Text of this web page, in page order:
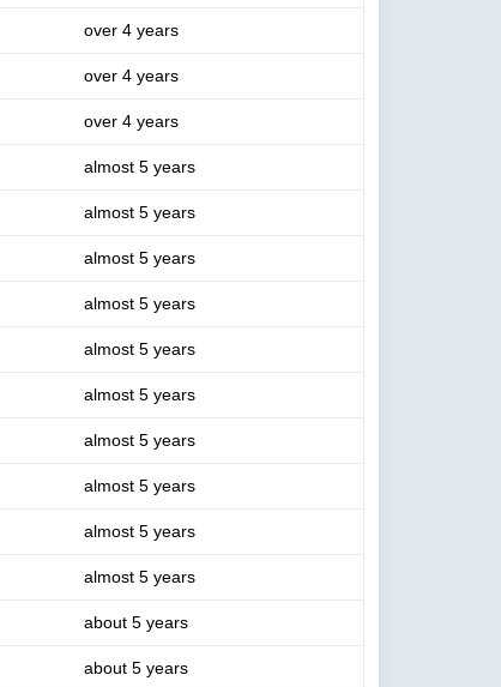
over 4 years
over 4 years
over 4 years
almost 5 years
almost 5 years
almost 5 years
almost 5 years
almost 5 years
almost 5 years
almost 5 years
almost 5 years
almost 5 years
almost 5 years
about 5 years
about 5 years